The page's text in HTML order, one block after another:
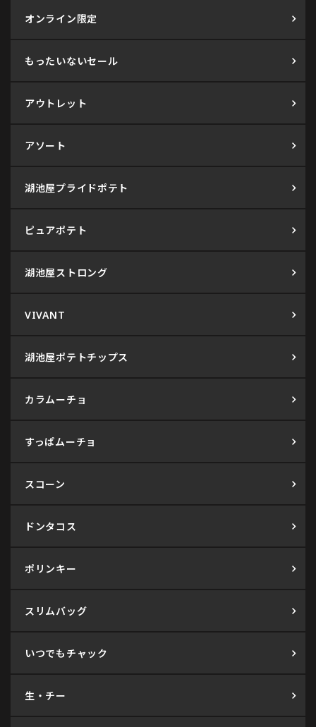
オンライン限定
もったいないセール
アウトレット
アソート
湖池屋プライドポテト
ピュアポテト
湖池屋ストロング
VIVANT
湖池屋ポテトチップス
カラムーチョ
すっぱムーチョ
スコーン
ドンタコス
ポリンキー
スリムバッグ
いつでもチャック
生・チー